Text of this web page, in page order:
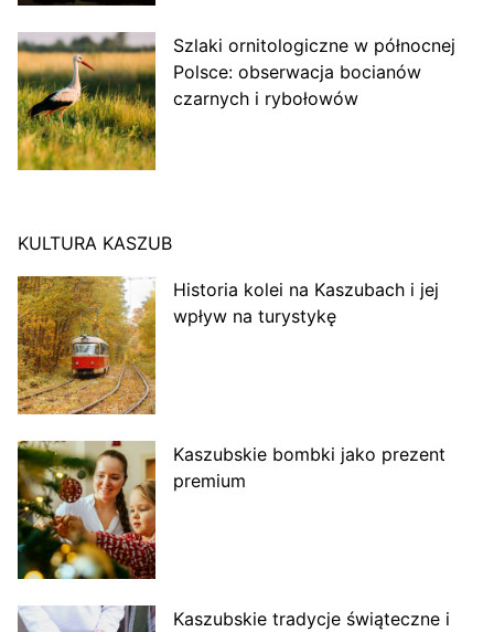
Szlaki ornitologiczne w północnej
Polsce: obserwacja bocianów
czarnych i rybołowów
KULTURA KASZUB
Historia kolei na Kaszubach i jej
wpływ na turystykę
Kaszubskie bombki jako prezent
premium
Kaszubskie tradycje świąteczne i